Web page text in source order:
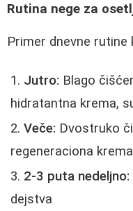
Rutina nege za
Primer dnevne
Jutro: Blago
hidratantna krema,
Veče: Dvostruko
regeneraciona krema
2-3 puta nedeljno:
dejstva